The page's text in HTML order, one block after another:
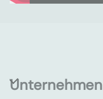
Unternehmen